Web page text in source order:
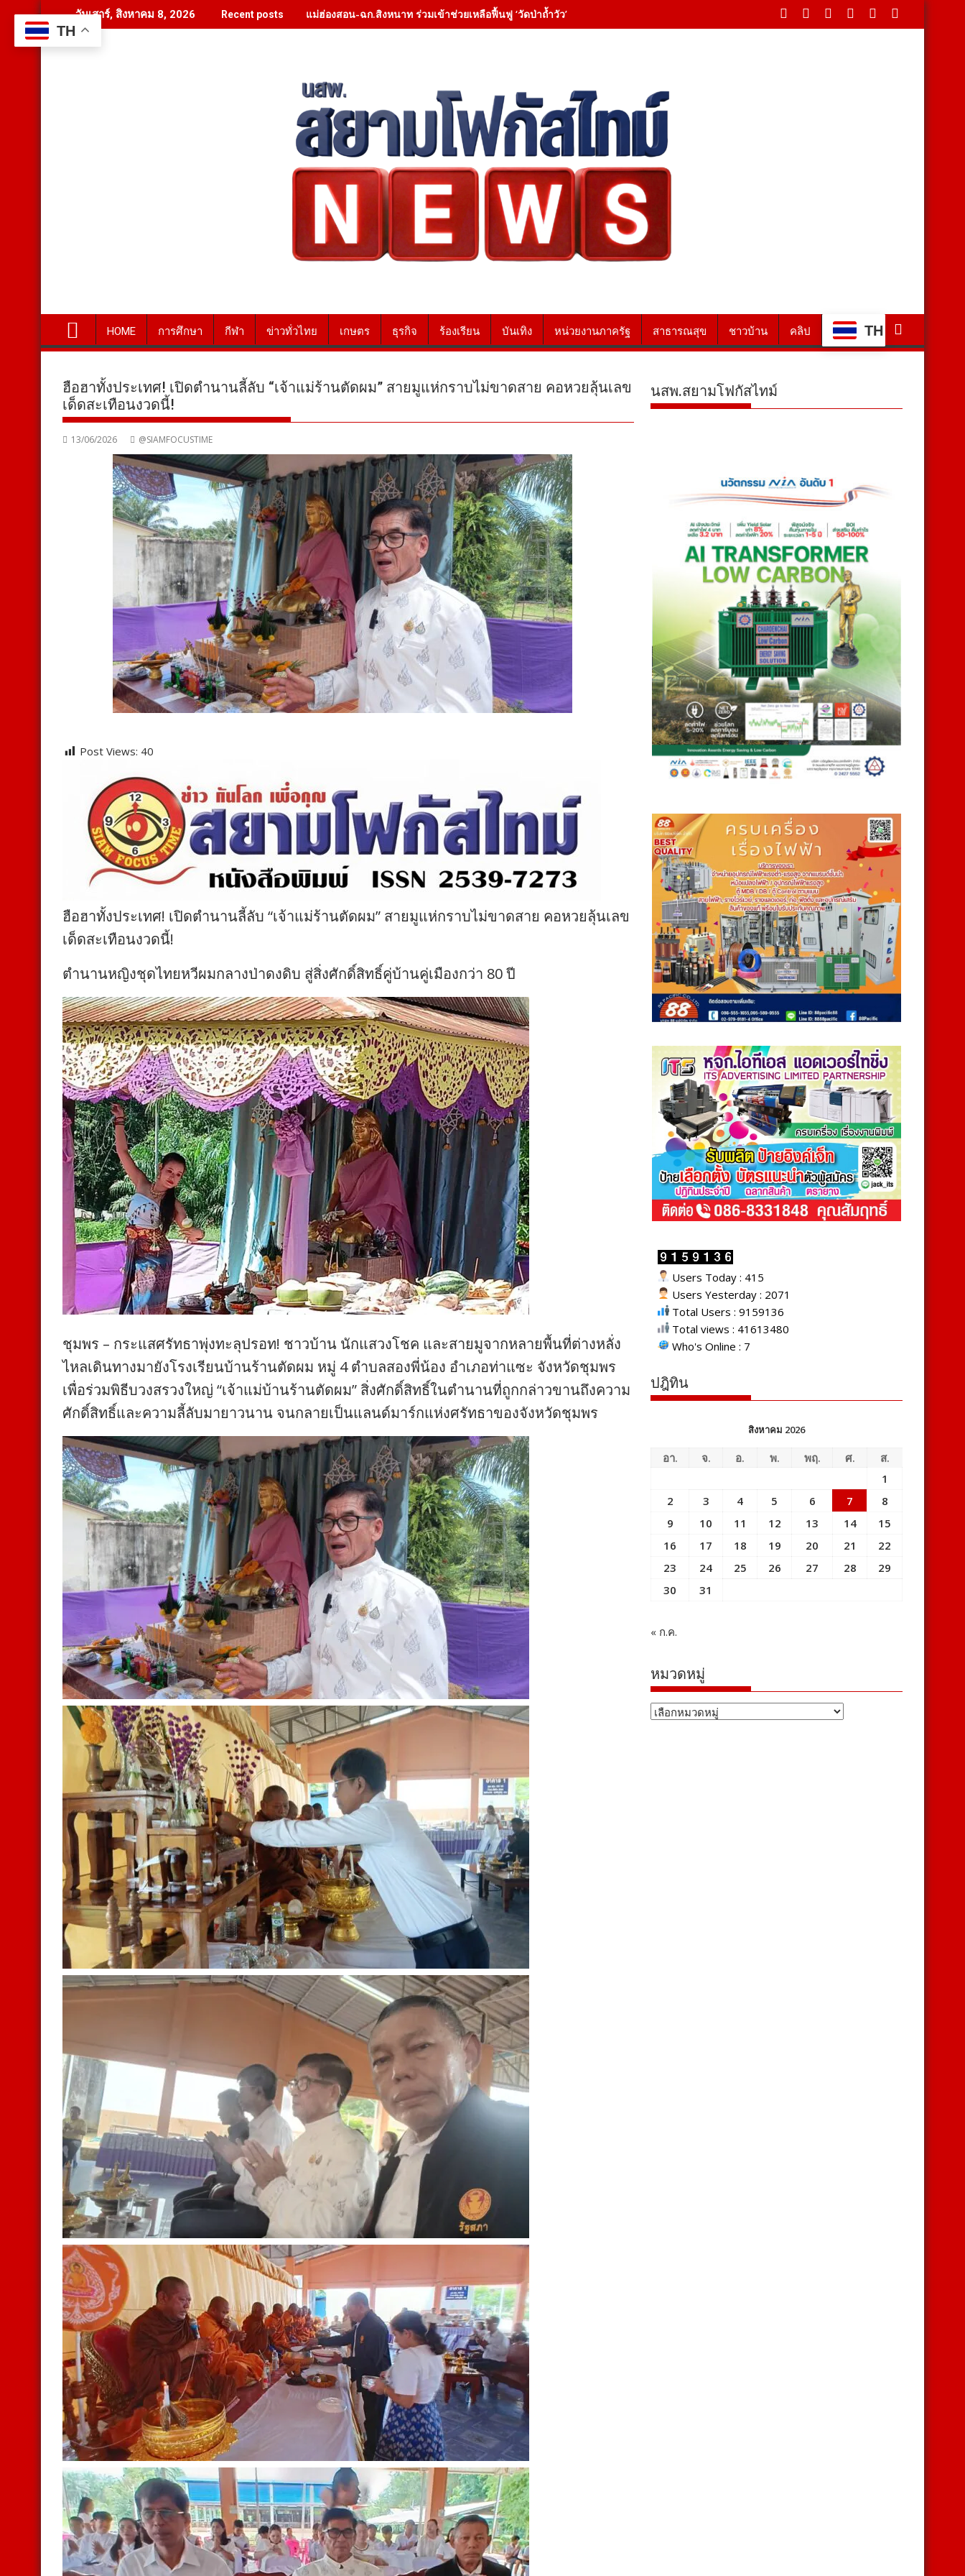
to
content
วันเสาร์, สิงหาคม 8, 2026 Recent posts แม่ฮ่องสอน-ฉก.สิงหนาท ร่วมเข้าช่วยเหลือฟื้นฟู ‘วัดป่าถ้ำวัว’ – เคลียสิ่งกีดขวางใต้สะพาน บรรเทาทุกข์ชาวบ้านหลังน้ำป่าหลาก
HOME การศึกษา กีฬา ข่าวทั่วไทย เกษตร ธุรกิจ ร้องเรียน บันเทิง หน่วยงานภาครัฐ สาธารณสุข ชาวบ้าน คลิป TH
ฮือฮาทั้งประเทศ! เปิดตำนานลี้ลับ “เจ้าแม่ร้านตัดผม” สายมูแห่กราบไม่ขาดสาย คอหวยลุ้นเลข
เด็ดสะเทือนงวดนี้!
13/06/2026 @SIAMFOCUSTIME
Post Views: 40
ฮือฮาทั้งประเทศ! เปิดตำนานลี้ลับ “เจ้าแม่ร้านตัดผม” สายมูแห่กราบไม่ขาดสาย คอหวยลุ้นเลข
เด็ดสะเทือนงวดนี้!
ตำนานหญิงชุดไทยหวีผมกลางป่าดงดิบ สู่สิ่งศักดิ์สิทธิ์คู่บ้านคู่เมืองกว่า 80 ปี
ชุมพร – กระแสศรัทธาพุ่งทะลุปรอท! ชาวบ้าน นักแสวงโชค และสายมูจากหลายพื้นที่ต่างหลั่ง
ไหลเดินทางมายังโรงเรียนบ้านร้านตัดผม หมู่ 4 ตำบลสองพี่น้อง อำเภอท่าแซะ จังหวัดชุมพร
เพื่อร่วมพิธีบวงสรวงใหญ่ “เจ้าแม่บ้านร้านตัดผม” สิ่งศักดิ์สิทธิ์ในตำนานที่ถูกกล่าวขานถึงความ
ศักดิ์สิทธิ์และความลี้ลับมายาวนาน จนกลายเป็นแลนด์มาร์กแห่งศรัทธาของจังหวัดชุมพร
นสพ.สยามโฟกัสไทม์
Users Today : 415
Users Yesterday : 2071
Total Users : 9159136
Total views : 41613480
Who's Online : 7
ปฎิทิน
สิงหาคม 2026
อา. จ. อ. พ. พฤ. ศ.
ส.
1
2
3 4 5 6 7
8
9
10 11 12 13 14
15
16
17 18 19 20 21
22
23
24 25 26 27 28
29
30
31
« ก.ค.
หมวดหมู่
หมวด
TH